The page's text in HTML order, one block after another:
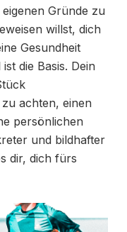
Gründe zu
willst, dich
Gesundheit
die Basis. Dein
achten, einen
persönlichen
und bildhafter
dir, dich fürs